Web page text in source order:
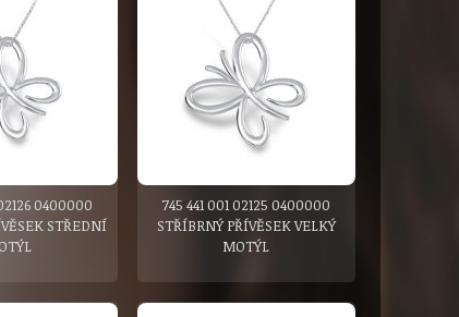
0400000
STŘEDNÍ
745 441 001 02125 0400000
STŘÍBRNÝ PŘÍVĚSEK VELKÝ
MOTÝL